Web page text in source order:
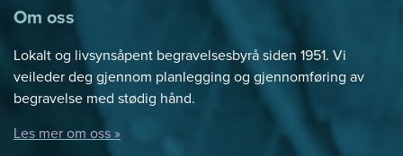
Om oss
Lokalt og livsynsåpent begravelsesbyrå siden 1951. Vi
veileder deg gjennom planlegging og gjennomføring av
begravelse med stødig hånd.
Les mer om oss »